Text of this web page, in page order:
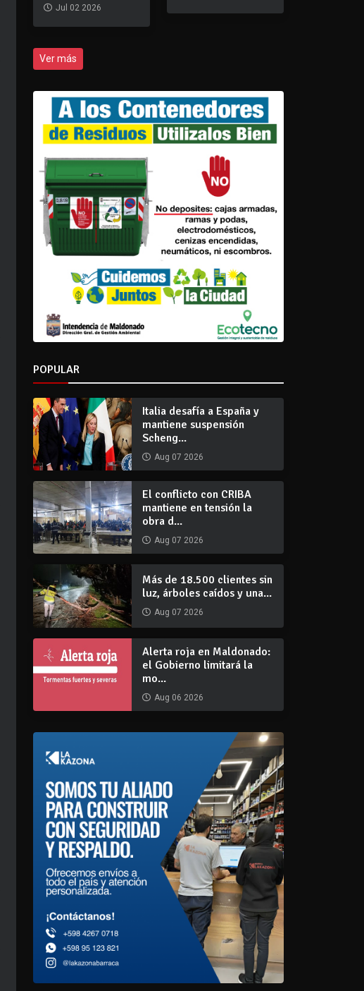
Jul 02 2026
Ver más
POPULAR
Italia desafía a España y
mantiene suspensión
Scheng...
Aug 07 2026
El conflicto con CRIBA
mantiene en tensión la
obra d...
Aug 07 2026
Más de 18.500 clientes sin
luz, árboles caídos y una...
Aug 07 2026
Alerta roja en Maldonado:
el Gobierno limitará la
mo...
Aug 06 2026